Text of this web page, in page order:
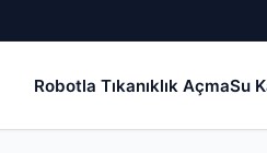
Robotla Tıkanıklık AçmaSu